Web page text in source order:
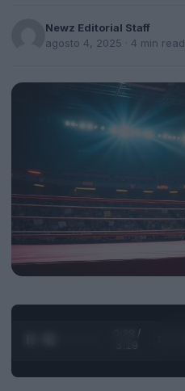
Newz Editorial Staff
agosto 4, 2025 · 4 min read
0:28 /